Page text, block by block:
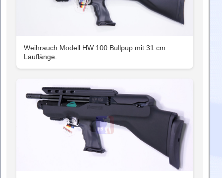
Weihrauch Modell HW 100 Bullpup mit 31 cm
Lauflänge.